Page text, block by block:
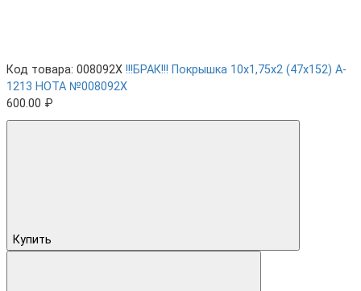
Код товара: 008092X !!!БРАК!!! Покрышка 10х1,75х2 (47x152) A-
1213 HOTA №008092X
600.00 ₽
Купить